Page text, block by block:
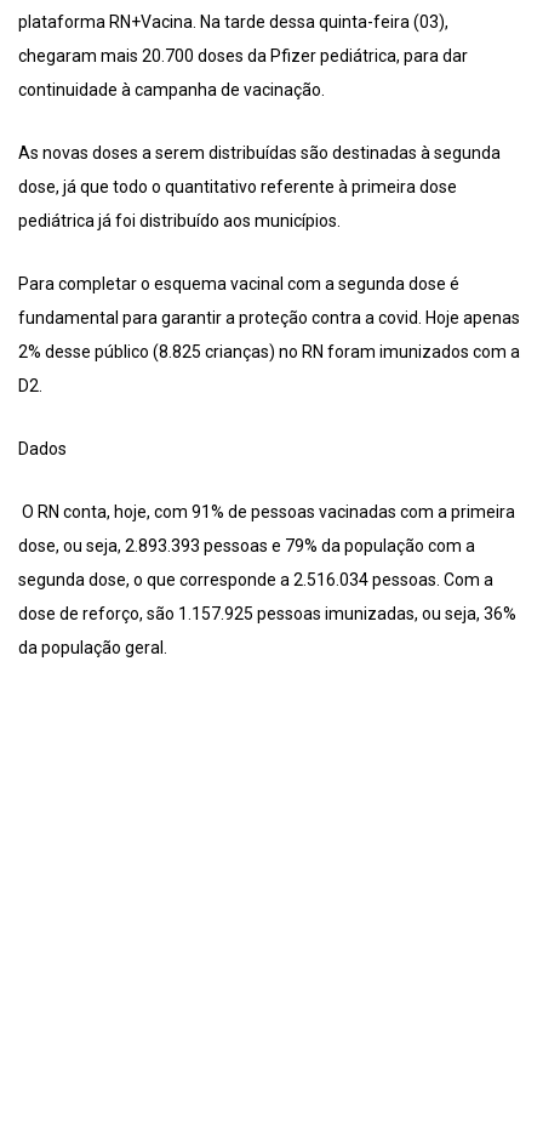
plataforma RN+Vacina. Na tarde dessa quinta-feira (03),
chegaram mais 20.700 doses da Pfizer pediátrica, para dar
continuidade à campanha de vacinação.
As novas doses a serem distribuídas são destinadas à segunda
dose, já que todo o quantitativo referente à primeira dose
pediátrica já foi distribuído aos municípios.
Para completar o esquema vacinal com a segunda dose é
fundamental para garantir a proteção contra a covid. Hoje apenas
2% desse público (8.825 crianças) no RN foram imunizados com a
D2.
Dados
O RN conta, hoje, com 91% de pessoas vacinadas com a primeira
dose, ou seja, 2.893.393 pessoas e 79% da população com a
segunda dose, o que corresponde a 2.516.034 pessoas. Com a
dose de reforço, são 1.157.925 pessoas imunizadas, ou seja, 36%
da população geral.